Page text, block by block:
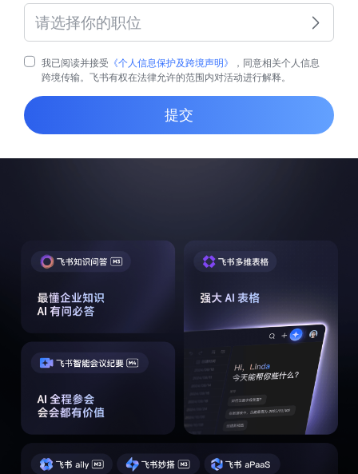
请选择你的职位
我已阅读并接受 《个人信息保护及跨境声明》
，同意相关个人信息
跨境传输。飞书有权在法律允许的范围内对活动进行解释。
提交